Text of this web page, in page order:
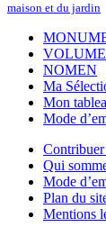
maison et du jardin
NOMEN
Ma
Mon
Mode
Qui
Mode
Plan du
Mentions